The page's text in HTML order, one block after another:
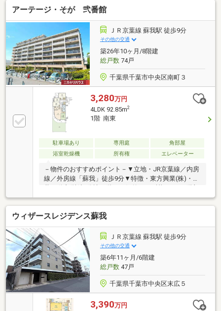
利便施設、地域情報まで詳しくご案内。実際に暮らす
イメージを持っていただけるようお手伝いいたしま
す。■購入後も末永くお付き合い！アルカンジュ不動
産では、お住まいのご購入をゴールではなく新しい暮
らしのスタートと考えております。ご契約からお引渡
し、その後のご相談まで、お客様に寄り添いながら長
くサポートいたします。
アーテージ・そが 弐番館
ＪＲ京葉線 蘇我駅 徒歩9分
その他の交通
築26年10ヶ月/8階建
総戸数74戸
千葉県千葉市中央区南町３
3,280万円
4LDK 92.85m2
1階 南東
駐車場あり 専用庭
角部屋
浴室乾燥機
所有権 エレベーター
－物件のおすすめポイント－▼立地・JR京葉線／内房
線／外房線「蘇我」徒歩9分▼特徴・東方興業(株)・三
分・LDKは約16.5帖の広さ・勝手口付のキッチン・浴
室は1620サイズ、換気乾燥機有・SIC・WIC・パントリ
ー等、収納豊富▼設備・オートロック・宅配ボックス
▼周辺環境・マルエツ蘇我南町店 徒歩3分(約190m)・
千葉市立宮崎小学校 徒歩9分(約680m)※専用庭面積
39.27平米■ ご希望の住まい探しをお手伝いします
━━━━━・・・物件の詳細・ご相談はお気軽にお問
い合わせください。
ウィザースレジデンス蘇我
ＪＲ京葉線 蘇我駅 徒歩9分
その他の交通
築6年11ヶ月/6階建
総戸数47戸
千葉県千葉市中央区末広５
3,390万円